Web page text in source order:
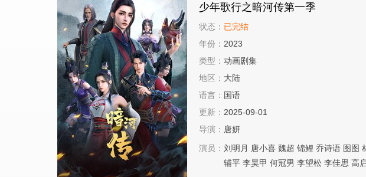
少年歌行之暗河传第一季
状态： 已完结
年份： 2023
类型： 动画剧集
地区： 大陆
语言： 国语
更新： 2025-09-01
导演： 唐妍
演员： 刘明月 唐小喜 魏超 锦鲤 乔诗语 图图
辅平 李昊甲 何冠男 李望松 李佳思 高